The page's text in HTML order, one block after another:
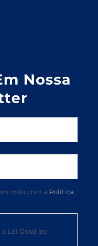
Nossa
com a Política
Lei Geral de